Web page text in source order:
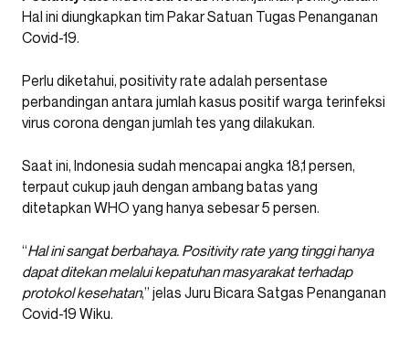
Hal ini diungkapkan tim Pakar Satuan Tugas Penanganan
Covid-19.
Perlu diketahui, positivity rate adalah persentase
perbandingan antara jumlah kasus positif warga terinfeksi
virus corona dengan jumlah tes yang dilakukan.
Saat ini, Indonesia sudah mencapai angka 18,1 persen,
terpaut cukup jauh dengan ambang batas yang
ditetapkan WHO yang hanya sebesar 5 persen.
“Hal ini sangat berbahaya. Positivity rate yang tinggi hanya
dapat ditekan melalui kepatuhan masyarakat terhadap
protokol kesehatan,” jelas Juru Bicara Satgas Penanganan
Covid-19 Wiku.